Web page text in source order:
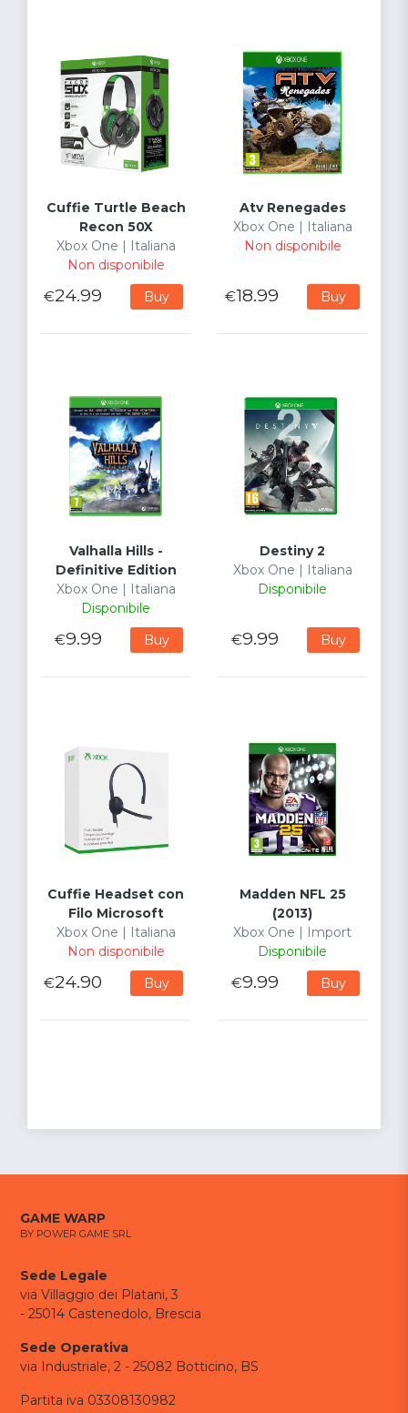
Cuffie Turtle Beach
Recon 50X
Xbox One | Italiana
Non disponibile
€24.99 Buy
Atv Renegades
Xbox One | Italiana
Non disponibile
€18.99 Buy
Valhalla Hills -
Definitive Edition
Xbox One | Italiana
Disponibile
€9.99 Buy
Destiny 2
Xbox One | Italiana
Disponibile
€9.99 Buy
Cuffie Headset con
Filo Microsoft
Xbox One | Italiana
Non disponibile
€24.90 Buy
Madden NFL 25
(2013)
Xbox One | Import
Disponibile
€9.99 Buy
GAME WARP
BY POWER GAME SRL
Sede Legale
via Villaggio dei Platani, 3
- 25014 Castenedolo, Brescia
Sede Operativa
via Industriale, 2 - 25082 Botticino, BS
Partita iva 03308130982